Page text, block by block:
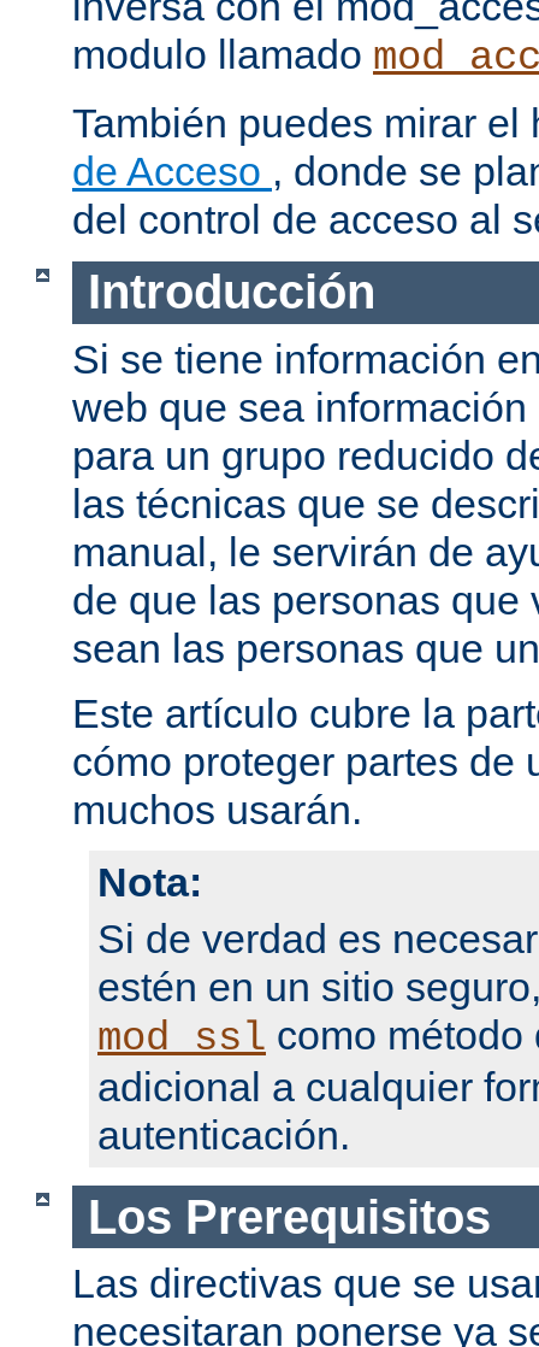
modulo llamado
También puedes mirar
de Acceso , donde se
del control de acceso al
Introducción
Si se tiene información
web que sea
para un grupo reducido
las técnicas que se
manual, le servirán de
de que las personas que
sean las personas que
Este artículo cubre la
cómo proteger partes de
muchos usarán.
Nota:
Si de verdad es
estén en un sitio
mod_ssl como método
adicional a cualquier
autenticación.
Los Prerequisitos
Las directivas que se
necesitaran ponerse ya